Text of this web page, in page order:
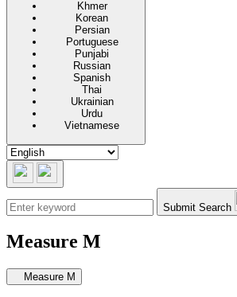
Khmer
Korean
Persian
Portuguese
Punjabi
Russian
Spanish
Thai
Ukrainian
Urdu
Vietnamese
Submit Search
Measure M
Secondary navigation
Measure M